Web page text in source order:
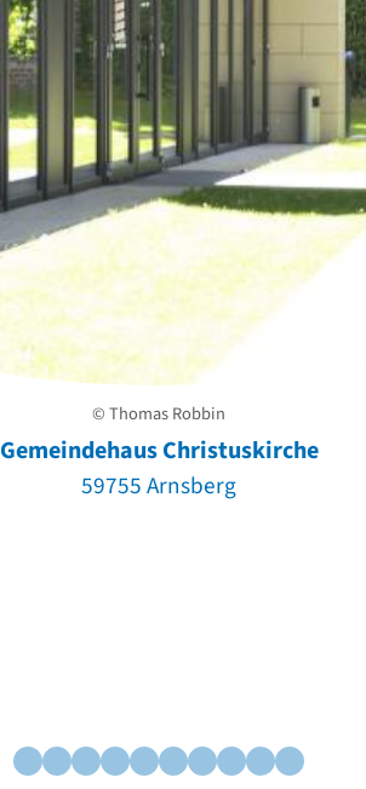
© Thomas Robbin
Gemeindehaus Christuskirche
59755 Arnsberg